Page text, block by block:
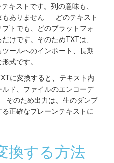
キストです。列の意味も、
ありません — どのテキスト
トでも、どのプラットフォ
けです。そのためTXTは、
ールへのインポート、長期
式です。
に変換すると、テキスト内
ド、ファイルのエンコーデ
そのため出力は、生のダンプ
正確なプレーンテキストに
換する方法